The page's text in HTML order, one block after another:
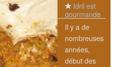
Idril est
gourmande
Il y a de
nombreuses
années,
début des